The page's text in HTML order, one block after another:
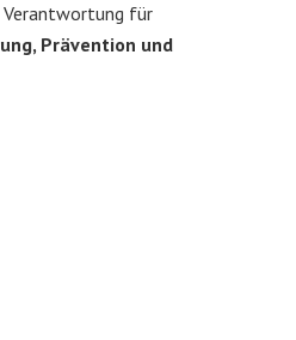
Verantwortung für
Prävention und